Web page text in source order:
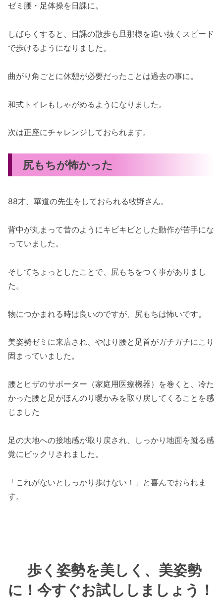
ゼミ腰・足体操を日課に。
しばらくすると、日課の散歩も旦那様を追い抜くスピード
で歩けるようになりました。
曲がり角ごとに休憩が必要だったことは過去の事に。
和式トイレもしゃがめるようになりました。
次は正座にチャレンジしておられます。
尻もちが怖かった
88才、華道の先生をしておられる牧野さん。
背中が丸まって昔のようにキビキビとした動作が苦手にな
っていました。
そしてちょっとしたことで、尻もちをつく事がありまし
た。
物につかまれる時は良いのですが、尻もちは怖いです。
美姿勢ゼミに来店され、やはり腰と足首がガチガチにこり
固まっていました。
腰とヒザのサポーター（家庭用医療機器）を巻くと、冷た
かった腰と足がほんのり暖かみを取り戻してくることを感
じました
足の大地への接地感が取り戻され、しっかり地面を蹴る感
覚にビックリされました。
「これがないとしっかり歩けない！」と喜んでおられま
す。
歩く姿勢を美しく、美姿勢
に！今すぐお試ししましょう！